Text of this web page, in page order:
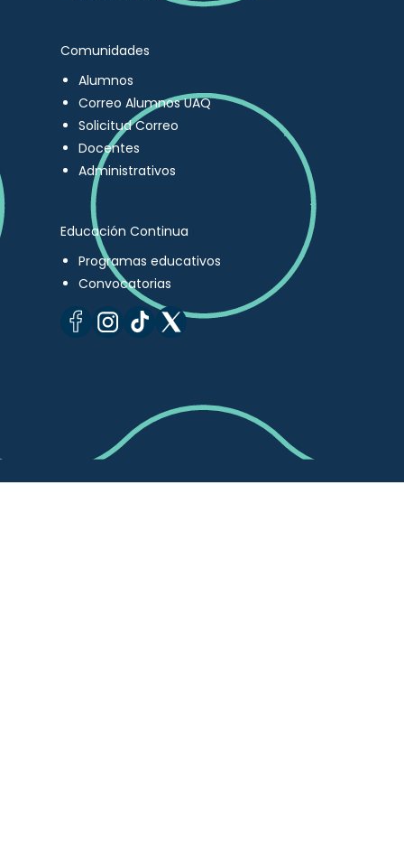
Comunidades
Alumnos
Correo Alumnos UAQ
Solicitud Correo
Docentes
Administrativos
Educación Continua
Programas educativos
Convocatorias